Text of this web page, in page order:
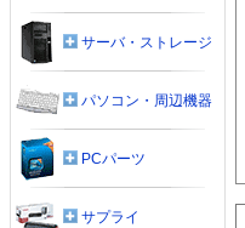
サーバ・ストレージ
パソコン・周辺機器
PCパーツ
サプライ